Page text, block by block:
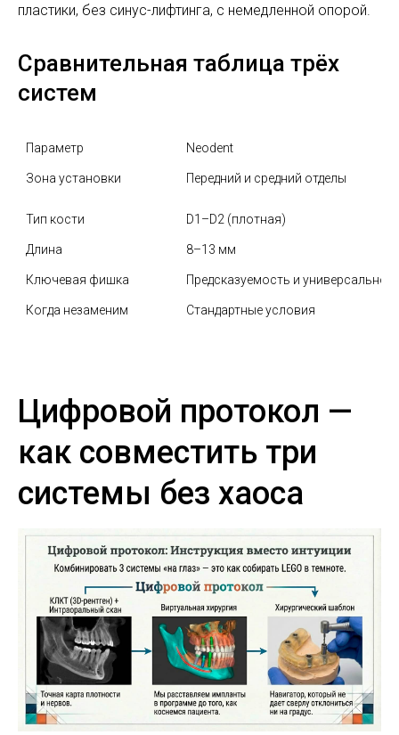
пластики, без синус-лифтинга, с немедленной опорой.
Сравнительная таблица трёх
систем
Параметр Neodent
Зона установки Передний и средний отделы
Тип кости D1–D2 (плотная)
Длина 8–13 мм
Ключевая фишка Предсказуемость и
Когда незаменим Стандартные условия
Цифровой протокол —
как совместить три
системы без хаоса